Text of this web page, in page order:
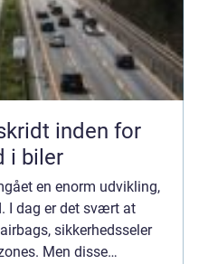
inden for
i biler
en enorm udvikling,
I dag er det svært at
sikkerhedsseler
Men disse